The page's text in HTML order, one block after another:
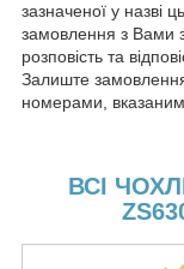
зазначеної у назві
замовлення з Вами
розповість та
Залиште
номерами,
ВСІ